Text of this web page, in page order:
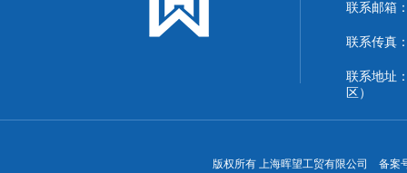
联系邮箱
联系传真
联系地址
区）
版权所有 上海晖望工贸有限公司 备案